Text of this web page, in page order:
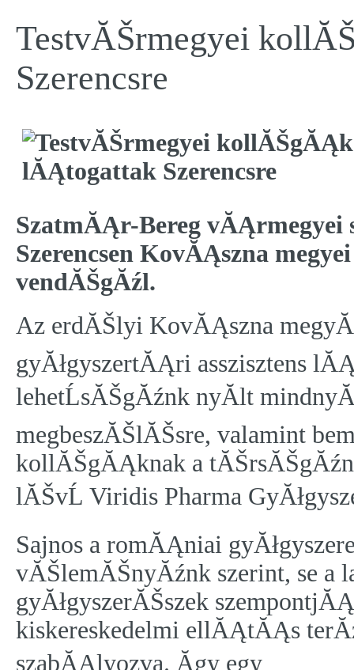
TestvĂŠrmegyei
Szerencsre
SzatmĂĄr-Bereg vĂĄrmegyei
Szerencsen KovĂĄszna
vendĂŠgĂźl.
Az erdĂŠlyi KovĂĄszna
gyĂłgyszertĂĄri asszisztens
lehetĹsĂŠgĂźnk nyĂ­lt
megbeszĂŠlĂŠsre, valamint
kollĂŠgĂĄknak a
lĂŠvĹ Viridis Pharma
Sajnos a romĂĄniai
vĂŠlemĂŠnyĂźnk szerint, se a
gyĂłgyszerĂŠszek
kiskereskedelmi ellĂĄtĂĄs
szabĂĄlyozva. Ăgy egy